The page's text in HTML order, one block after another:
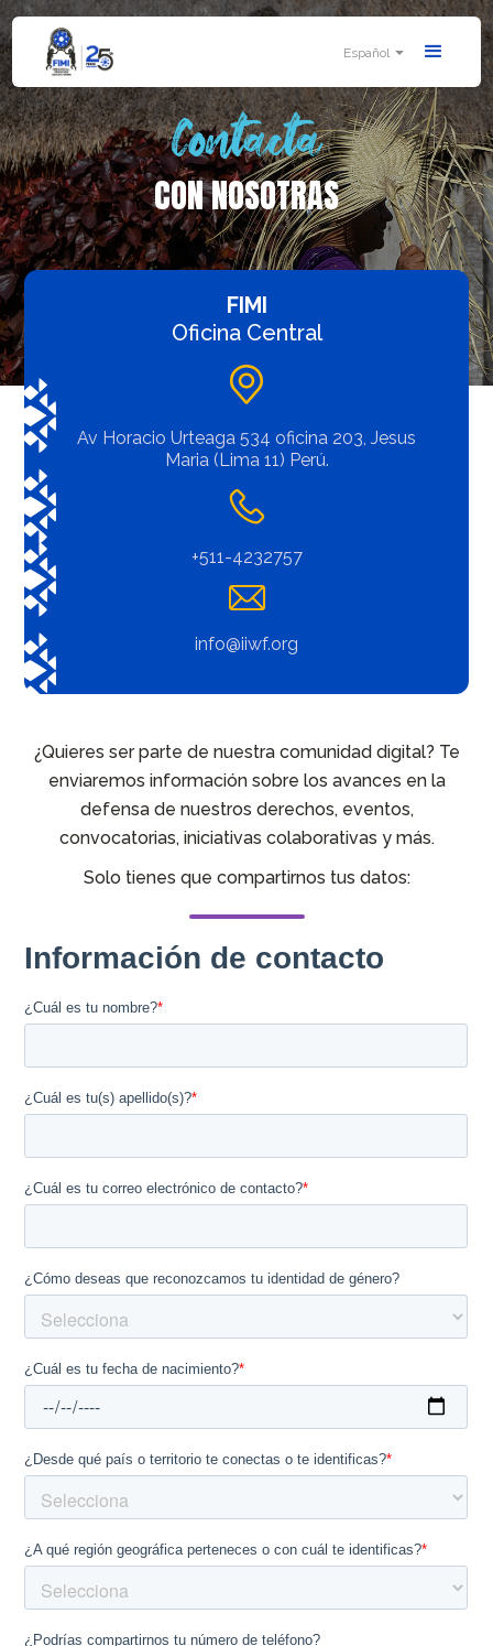
Español
Contacta
CON NOSOTRAS
FIMI
Oficina Central
Av Horacio Urteaga 534 oficina 203, Jesus
Maria (Lima 11) Perú.
+511-4232757
info@iiwf.org
¿Quieres ser parte de nuestra comunidad digital? Te
enviaremos información sobre los avances en la
defensa de nuestros derechos, eventos,
convocatorias, iniciativas colaborativas y más.
Solo tienes que compartirnos tus datos: